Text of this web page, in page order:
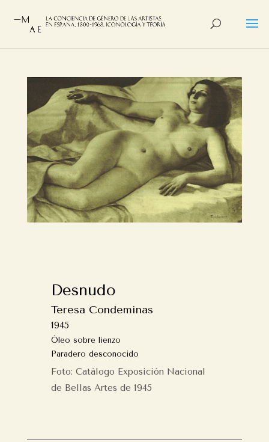
Desnudo
Teresa Condeminas
1945
Óleo sobre lienzo
Paradero desconocido
Foto: Catálogo Exposición Nacional
de Bellas Artes de 1945